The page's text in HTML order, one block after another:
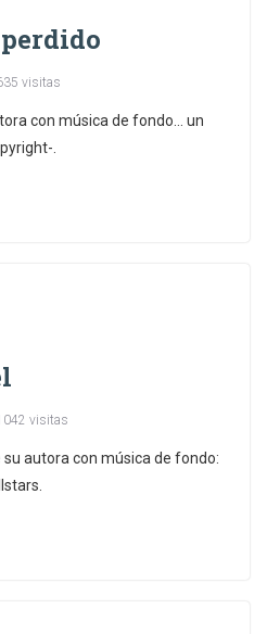
visitas
con música de fondo… un
.
visitas
su autora con música de fondo: